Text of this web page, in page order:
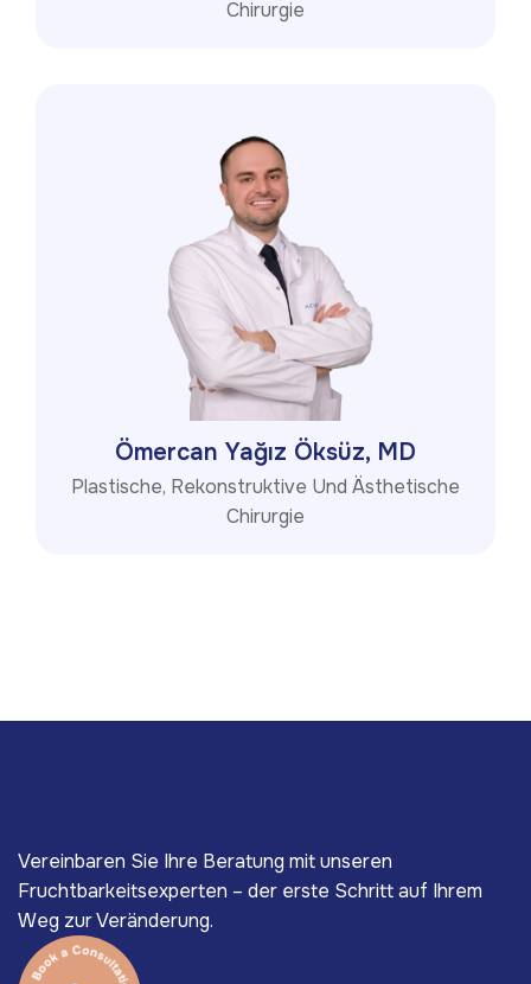
Chirurgie
Ömercan Yağız Öksüz, MD
Plastische, Rekonstruktive Und Ästhetische
Chirurgie
Vereinbaren Sie Ihre Beratung mit unseren
Fruchtbarkeitsexperten – der erste Schritt auf Ihrem
Weg zur Veränderung.